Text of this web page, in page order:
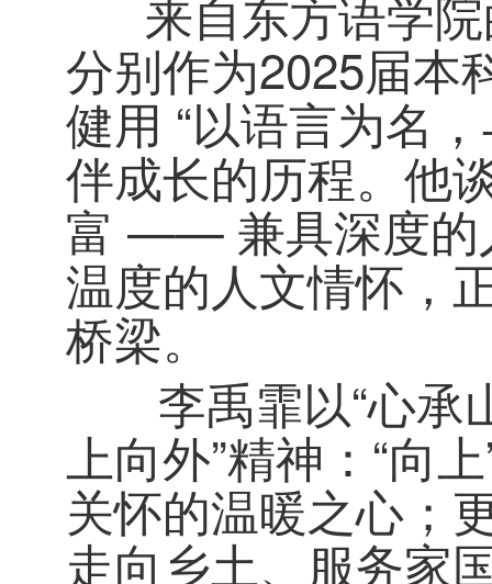
来自东方语学院
分别作为2025届本
健用 “以语言为名
伴成长的历程。他
富 —— 兼具深度的
温度的人文情怀，
桥梁。
李禹霏以“心承
上向外”精神：“向
关怀的温暖之心；
走向乡土、服务家